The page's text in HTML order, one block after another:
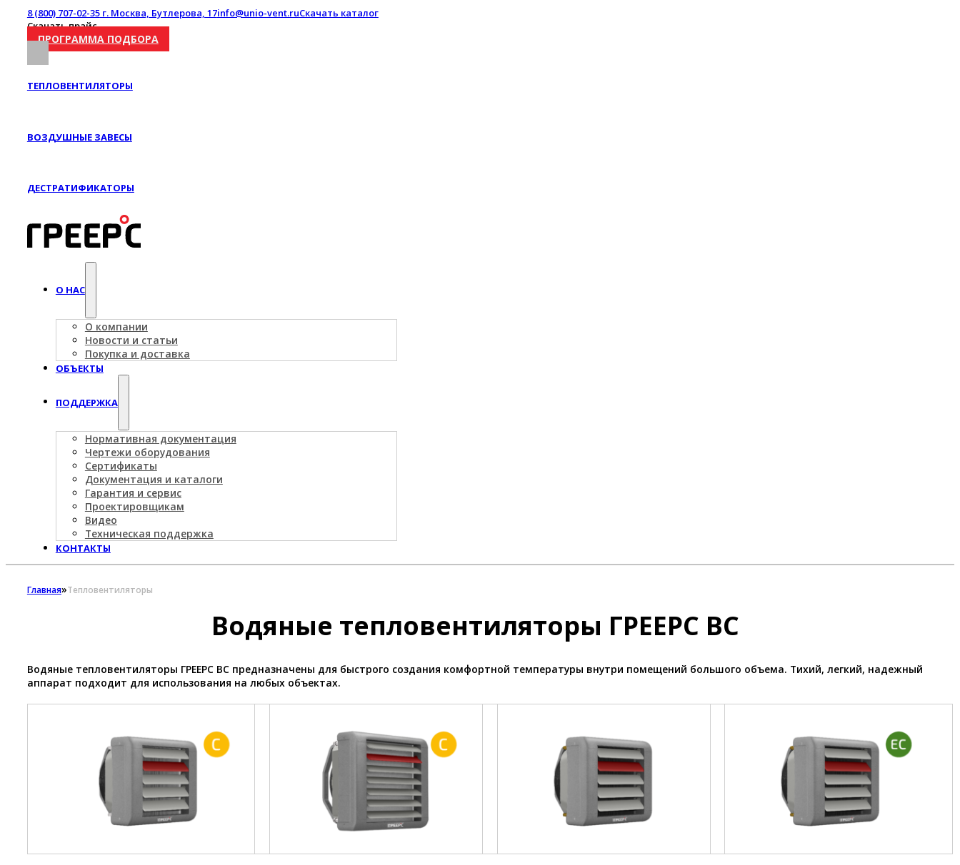
8 (800) 707-02-35г. Москва, Бутлерова, 17info@unio-vent.ruСкачать каталог
Скачать прайс
ПРОГРАММА ПОДБОРА
ТЕПЛОВЕНТИЛЯТОРЫ
ВОЗДУШНЫЕ ЗАВЕСЫ
ДЕСТРАТИФИКАТОРЫ
О НАС
О компании
Новости и статьи
Покупка и доставка
ОБЪЕКТЫ
ПОДДЕРЖКА
Нормативная документация
Чертежи оборудования
Сертификаты
Документация и каталоги
Гарантия и сервис
Проектировщикам
Видео
Техническая поддержка
КОНТАКТЫ
Главная»Тепловентиляторы
Водяные тепловентиляторы ГРЕЕРС ВС
Водяные тепловентиляторы ГРЕЕРС ВС предназначены для быстрого создания комфортной температуры внутри помещений большого объема. Тихий, легкий, надежный
аппарат подходит для использования на любых объектах.